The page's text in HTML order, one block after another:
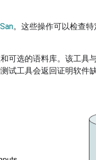
。这些操作可以检查
可选的语料库。该工具
试工具会返回证明软件